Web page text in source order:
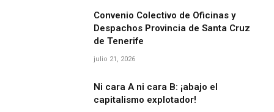
Convenio Colectivo de Oficinas y
Despachos Provincia de Santa Cruz
de Tenerife
julio 21, 2026
Ni cara A ni cara B: ¡abajo el
capitalismo explotador!